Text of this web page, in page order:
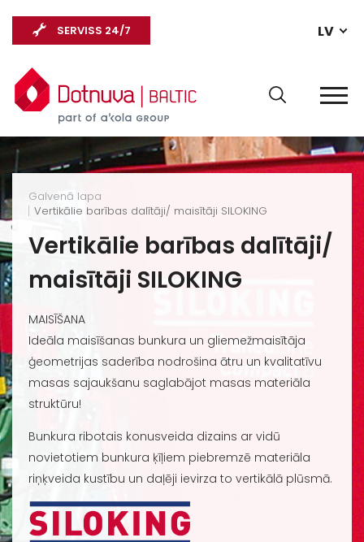
LV
SERVISS 24/7
Galvenā lapa
Vertikālie barības dalītāji/ maisītāji SILOKING
Vertikālie barības dalītāji/
maisītāji SILOKING
MAISĪŠANA
Ideāla maisīšanas bunkura un gliemežmaisītāja
ģeometrijas saderība nodrošina ātru un kvalitatīvu
masas sajaukšanu saglabājot masas materiāla
struktūru!
Bunkura ribotais konusveida dizains ar vidū
novietotiem bunkura ķīļiem piebremzē materiāla
riņķveida kustību un daļēji ievirza to vertikālā plūsmā.